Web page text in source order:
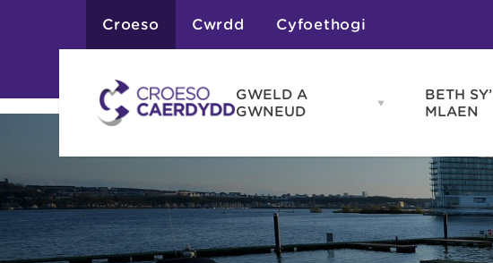
Croeso Cwrdd Cyfoethogi
GWELD A
GWNEUD
Open
GWNEUD
Gweithgareddau
Adloniant
Chwaraeon
Siopa
Teithiau a Golygfeydd
BETH SY’
MLAEN